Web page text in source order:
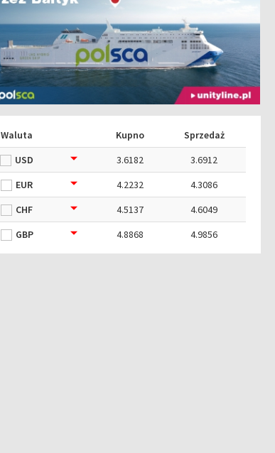
Waluta Kupno
Sprzedaż
USD
3.6182
3.6912
EUR
4.2232
4.3086
CHF
4.5137
4.6049
GBP
4.8868 4.9856